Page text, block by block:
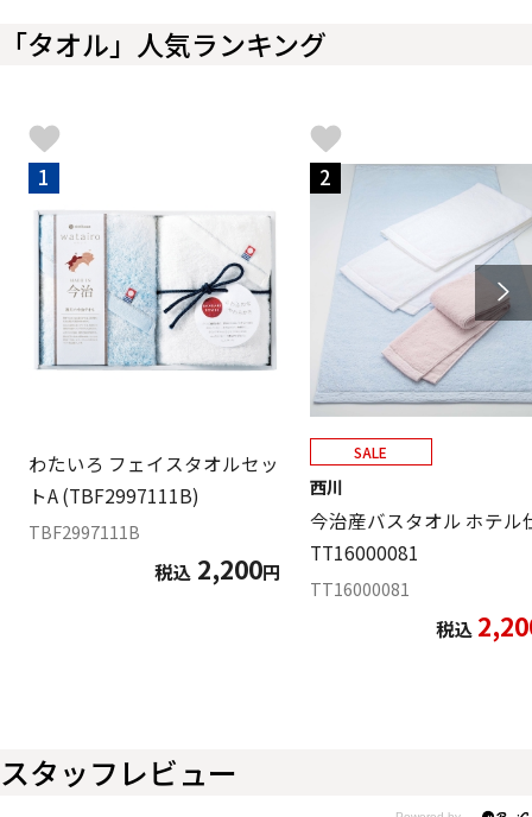
「タオル」人気ランキング
1
わたいろ フェイスタオルセッ
トA (TBF2997111B)
TBF2997111B
税込 2,200円
2
SALE
西川
今治産バスタオル ホテル
TT16000081
TT16000081
税込
スタッフレビュー